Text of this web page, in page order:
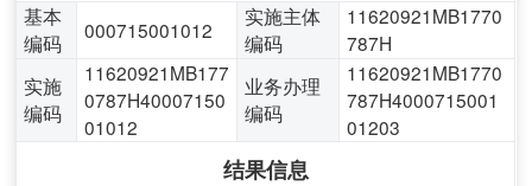
基本
编码
000715001012
实施主体
编码
11620921MB1770
787H
实施
编码
11620921MB177
0787H40007150
01012
业务办理
编码
11620921MB1770
787H4000715001
01203
结果信息